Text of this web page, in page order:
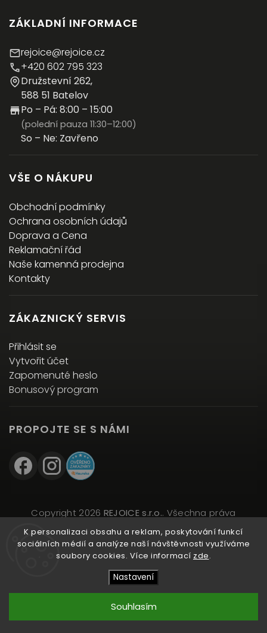
K personalizaci obsahu a reklam, poskytování funkcí
sociálních médií a analýze naší návštěvnosti využíváme
soubory cookies. Více informací zde.
Nastavení
Souhlasím
ZÁKLADNÍ INFORMACE
rejoice@rejoice.cz
+420 602 795 323
Družstevní 262,
588 51 Batelov
Po – Pá: 8:00 – 15:00
(polední pauza 11:30–12:00)
So – Ne: Zavřeno
VŠE O NÁKUPU
Obchodní podmínky
Ochrana osobních údajů
Doprava a Cena
Reklamační řád
Naše kamenná prodejna
Kontakty
ZÁKAZNICKÝ SERVIS
Přihlásit se
Vytvořit účet
Zapomenuté heslo
Bonusový program
PROPOJTE SE S NÁMI
Copyright 2026 REJOICE s.r.o.. Všechna práva
vyhrazena.
Upravit nastavení cookies
VytvořilShoptet| DesignShoptak.cz